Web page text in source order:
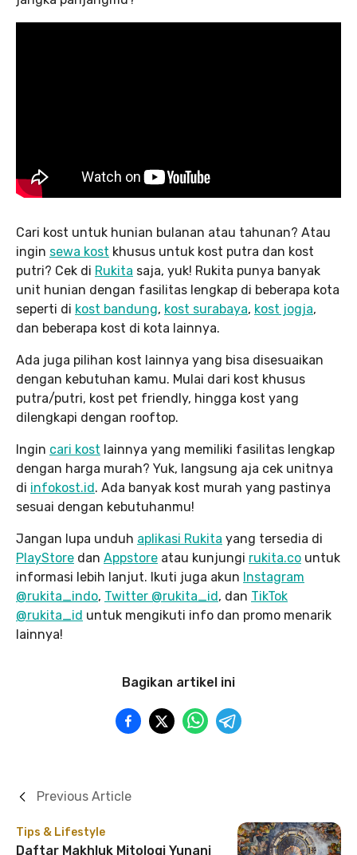
Cari kost untuk hunian bulanan atau tahunan? Atau
ingin sewa kost khusus untuk kost putra dan kost
putri? Cek di Rukita saja, yuk! Rukita punya banyak
unit hunian dengan fasilitas lengkap di beberapa kota
seperti di kost bandung, kost surabaya, kost jogja,
dan beberapa kost di kota lainnya.
Ada juga pilihan kost lainnya yang bisa disesuaikan
dengan kebutuhan kamu. Mulai dari kost khusus
putra/putri, kost pet friendly, hingga kost yang
dilengkapi dengan rooftop.
Ingin cari kost lainnya yang memiliki fasilitas lengkap
dengan harga murah? Yuk, langsung aja cek unitnya
di infokost.id. Ada banyak kost murah yang pastinya
sesuai dengan kebutuhanmu!
Jangan lupa unduh aplikasi Rukita yang tersedia di
PlayStore dan Appstore atau kunjungi rukita.co untuk
informasi lebih lanjut. Ikuti juga akun Instagram
@rukita_indo, Twitter @rukita_id, dan TikTok
@rukita_id untuk mengikuti info dan promo menarik
lainnya!
Bagikan artikel ini
Tips & Lifestyle
Daftar Makhluk Mitologi Yunani
Previous Article